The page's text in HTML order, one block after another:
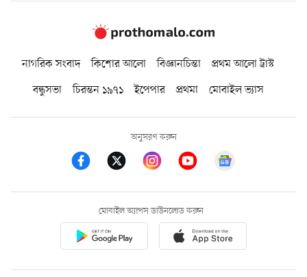
নাগরিক সংবাদ কিশোর আলো বিজ্ঞানচিন্তা
প্রথম আলো ট্রাস্ট
বন্ধুসভা
চিরন্তন ১৯৭১ ইপেপার প্রথমা মোবাইল ভ্যাস
অনুসরণ করুন
মোবাইল অ্যাপস ডাউনলোড করুন